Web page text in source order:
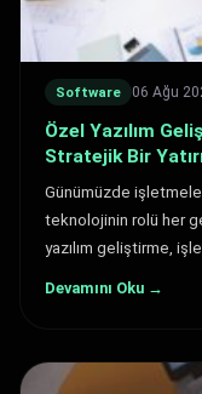
Software 06 Ağu
Özel Yazılım
Stratejik Bir
Günümüzde
teknolojinin rolü her
yazılım geliştirme,
Devamını Oku →